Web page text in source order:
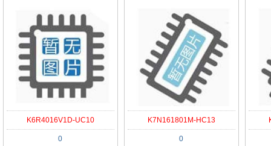
K6R4016V1D-UC10
0
K7N161801M-HC13
0